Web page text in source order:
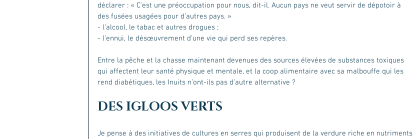
déclarer : « C'est une préoccupation pour nous, dit-il. Aucun pays ne veut servir de dépotoir à
des fusées usagées pour d’autres pays. »
- l’alcool, le tabac et autres drogues ;
- l’ennui, le désœuvrement d’une vie qui perd ses repères.
Entre la pêche et la chasse maintenant devenues des sources élevées de substances toxiques
qui affectent leur santé physique et mentale, et la coop alimentaire avec sa malbouffe qui les
rend diabétiques, les Inuits n’ont-ils pas d’autre alternative ?
DES IGLOOS VERTS
Je pense à des initiatives de cultures en serres qui produisent de la verdure riche en nutriments